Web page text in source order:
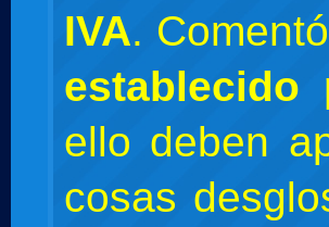
IVA.
establecido
ello deben
cosas